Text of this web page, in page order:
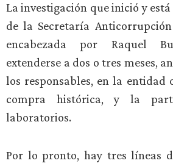
La investigación que inició y
de la Secretaría
encabezada por Raquel
extenderse a dos o tres meses,
los responsables, en la entidad
compra histórica, y la
laboratorios.
Por lo pronto, hay tres líneas